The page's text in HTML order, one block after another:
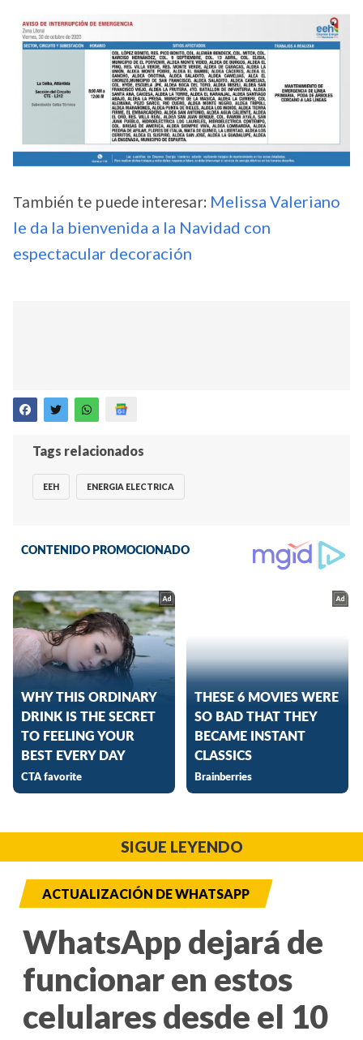
También te puede interesar: Melissa Valeriano
le da la bienvenida a la Navidad con
espectacular decoración
Tags relacionados
EEH ENERGIA ELECTRICA
SIGUE LEYENDO
ACTUALIZACIÓN DE WHATSAPP
WhatsApp dejará de
funcionar en estos
celulares desde el 10